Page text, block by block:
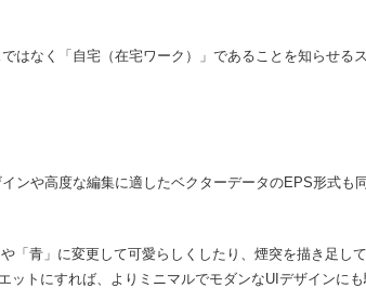
はなく「自宅（在宅ワーク）」であることを知らせる
ンや高度な編集に適したベクターデータのEPS形式も
「青」に変更して可愛らしくしたり、煙突を描き足し
トにすれば、よりミニマルでモダンなUIデザインにも